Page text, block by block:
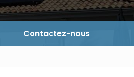
Contactez-nous